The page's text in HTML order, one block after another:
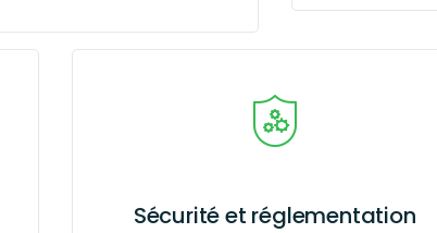
Sécurité et réglementation